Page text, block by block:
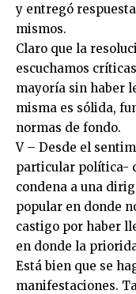
y entregó
mismos.
Claro que la
escuchamos
mayoría sin haber
misma es sólida,
normas de fondo.
V – Desde el
particular política-
condena a una
popular en donde
castigo por haber
en donde la
Está bien que se
manifestaciones.